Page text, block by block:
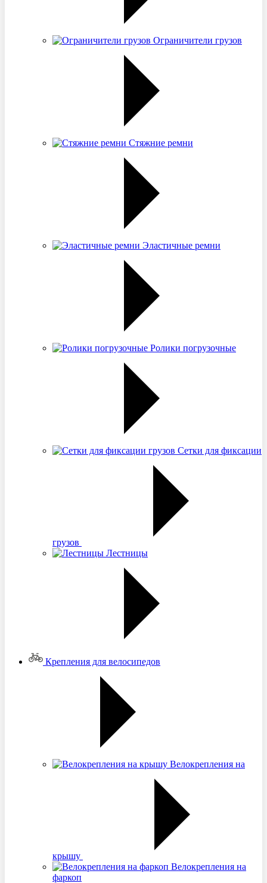
Ограничители грузов
Стяжние ремни
Эластичные ремни
Ролики погрузочные
Сетки для фиксации
грузов
Лестницы
Крепления для велосипедов
Велокрепления на
крышу
Велокрепления на
фаркоп